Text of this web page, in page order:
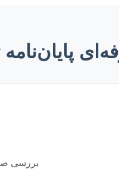
پایان‌نامه
بررسی